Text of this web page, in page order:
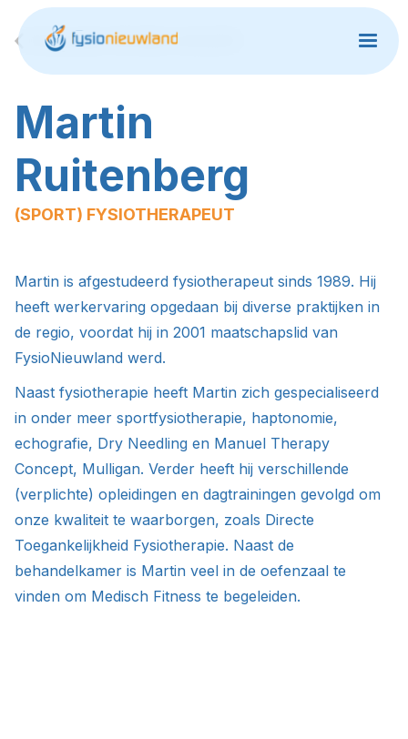
terug naar het team overzicht
Martin
Ruitenberg
(SPORT) FYSIOTHERAPEUT
Martin is afgestudeerd fysiotherapeut sinds 1989. Hij
heeft werkervaring opgedaan bij diverse praktijken in
de regio, voordat hij in 2001 maatschapslid van
FysioNieuwland werd.
Naast fysiotherapie heeft Martin zich gespecialiseerd
in onder meer sportfysiotherapie, haptonomie,
echografie, Dry Needling en Manuel Therapy
Concept, Mulligan. Verder heeft hij verschillende
(verplichte) opleidingen en dagtrainingen gevolgd om
onze kwaliteit te waarborgen, zoals Directe
Toegankelijkheid Fysiotherapie. Naast de
behandelkamer is Martin veel in de oefenzaal te
vinden om Medisch Fitness te begeleiden.